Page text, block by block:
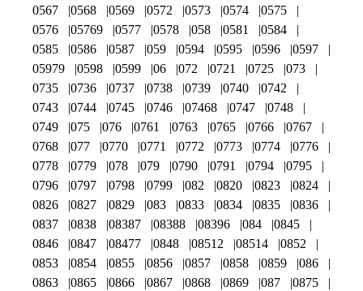
0567
0568 0569 0572 0573 0574
0575
0576
05769 0577 0578 058 0581
0584
0585
0586 0587 059 0594 0595 0596
0597
05979
0598 0599 06 072 0721 0725
073
0735
0736 0737 0738 0739 0740
0742
0743
0744 0745 0746 07468 0747
0748
0749
075 076 0761 0763 0765 0766
0767
0768
077 0770 0771 0772 0773 0774
0776
0778
0779 078 079 0790 0791 0794
0795
0796
0797 0798 0799 082 0820 0823
0824
0826
0827 0829 083 0833 0834 0835
0836
0837
0838 08387 08388 08396 084
0845
0846
0847 08477 0848 08512 08514
0852
0853
0854 0855 0856 0857 0858 0859
086
0863
0865 0866 0867 0868 0869 087
0875